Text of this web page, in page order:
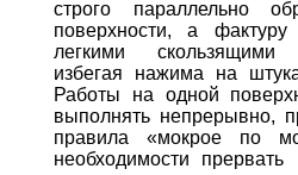
строго параллельно
поверхности, а фактуру
легкими скользящими
избегая нажима на
Работы на одной
выполнять непрерывно,
правила «мокрое по
необходимости прервать